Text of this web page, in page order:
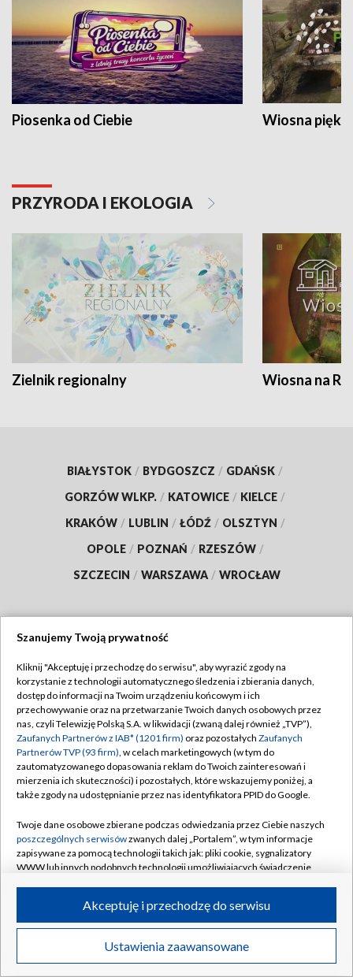
Piosenka od Ciebie Wiosna
PRZYRODA I EKOLOGIA
Zielnik regionalny Wiosna na
BIAŁYSTOK / BYDGOSZCZ / GDAŃSK /
GORZÓW WLKP. / KATOWICE / KIELCE /
KRAKÓW / LUBLIN / ŁÓDŹ / OLSZTYN /
OPOLE / POZNAŃ / RZESZÓW /
SZCZECIN / WARSZAWA / WROCŁAW
TVP
Abonament TVP
Emisja w TVP
Centrum informacji TVP
Naziemna Telewizja Cyfrowa
Rada Programowa
System NOS
Informacje o nadawcy
Program dla prasy
Ogłoszenie przetargowe
Regulamin TVP
Polityka prywatności
Moje zgody
Pomoc
Kontakt
Kanały
©2026 Telewizja Polska S.A. w likwidacji
Szanujemy Twoją prywatność
Kliknij "Akceptuję i przechodzę do serwisu", aby wyrazić zgody na
korzystanie z technologii automatycznego śledzenia i zbierania danych,
dostęp do informacji na Twoim urządzeniu końcowym i ich
przechowywanie oraz na przetwarzanie Twoich danych osobowych przez
nas, czyli Telewizję Polską S.A. w likwidacji (zwaną dalej również „TVP”),
Zaufanych Partnerów z IAB* (1201 firm) oraz pozostałych Zaufanych
Partnerów TVP (93 firm), w celach marketingowych (w tym do
zautomatyzowanego dopasowania reklam do Twoich zainteresowań i
mierzenia ich skuteczności) i pozostałych, które wskazujemy poniżej, a
także zgody na udostępnianie przez nas identyfikatora PPID do Google.
Twoje dane osobowe zbierane podczas odwiedzania przez Ciebie naszych
poszczególnych serwisówzwanych dalej „Portalem”, w tym informacje
zapisywane za pomocą technologii takich jak: pliki cookie, sygnalizatory
WWW lub innych podobnych technologii umożliwiających świadczenie
ruchu w Internecie.
Twoje dane osobowe zbierane podczas odwiedzania przez Ciebie
poszczególnych serwisówna Portalu, takie jak adresy IP, identyfikatory
Ustawienia zaawansowane
Akceptuję i przechodzę do serwisu